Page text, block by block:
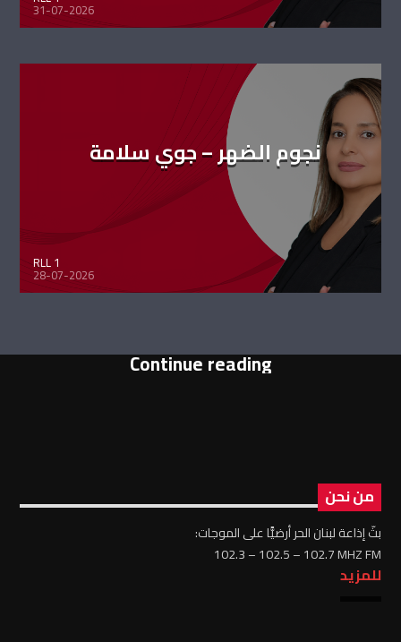
31-07-2026
نجوم الضهر – جوي سلامة
RLL 1
28-07-2026
Continue reading
من نحن
بثّ إذاعة لبنان الحر أرضيًّا على الموجات:
102.3 – 102.5 – 102.7 MHZ FM
للمزيد